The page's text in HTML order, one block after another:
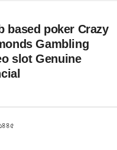
based poker Crazy
Gambling
slot Genuine